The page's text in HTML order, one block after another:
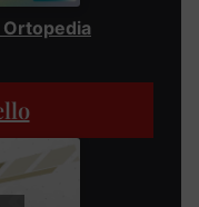
Ortopedia